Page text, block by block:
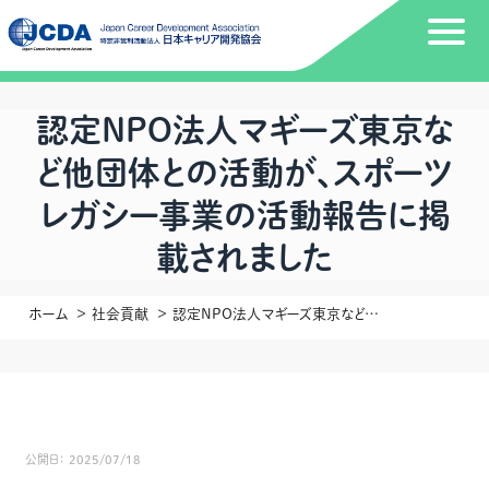
認定NPO法人マギーズ東京な
ど他団体との活動が、スポーツ
レガシー事業の活動報告に掲
載されました
ホーム 社会貢献 認定NPO法人マギーズ東京など他団体との活動が、スポーツレガシー事業の活動報告に掲載されました
公開日： 2025/07/18